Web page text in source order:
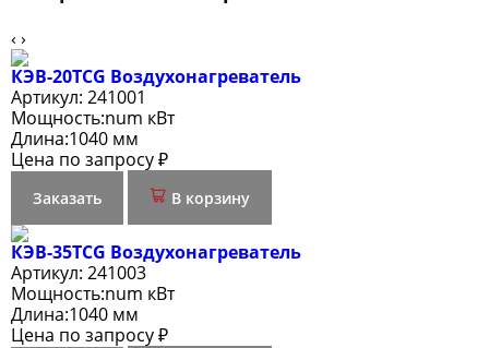
‹ ›
КЭВ-20TСG Воздухонагреватель
Артикул: 241001
Мощность:num кВт
Длина:1040 мм
Цена по запросу ₽
Заказать В корзину
КЭВ-35TСG Воздухонагреватель
Артикул: 241003
Мощность:num кВт
Длина:1040 мм
Цена по запросу ₽